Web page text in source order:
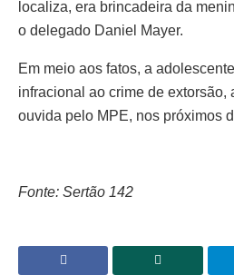
localiza, era brincadeira da
o delegado Daniel Mayer.
Em meio aos fatos, a
infracional ao crime de extorsão,
ouvida pelo MPE, nos próximos
Fonte: Sertão 142